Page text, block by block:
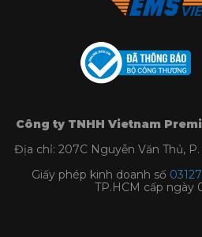
Công ty TNHH Vietnam
Địa chỉ: 207C Nguyễn Văn Thủ, P.
Giấy phép kinh doanh số
TP.HCM cấp ngày